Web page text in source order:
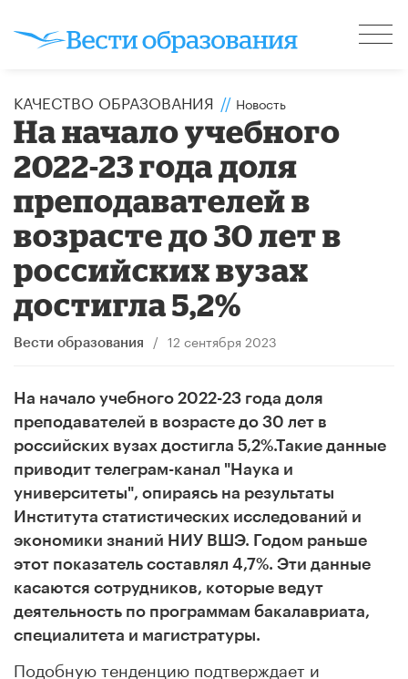
КАЧЕСТВО ОБРАЗОВАНИЯ // Новость
На начало учебного
2022-23 года доля
преподавателей в
возрасте до 30 лет в
российских вузах
достигла 5,2%
Вести образования / 12 сентября 2023
На начало учебного 2022-23 года доля
преподавателей в возрасте до 30 лет в
российских вузах достигла 5,2%.Такие данные
приводит телеграм-канал "Наука и
университеты", опираясь на результаты
Института статистических исследований и
экономики знаний НИУ ВШЭ. Годом раньше
этот показатель составлял 4,7%. Эти данные
касаются сотрудников, которые ведут
деятельность по программам бакалавриата,
специалитета и магистратуры.
Подобную тенденцию подтверждает и